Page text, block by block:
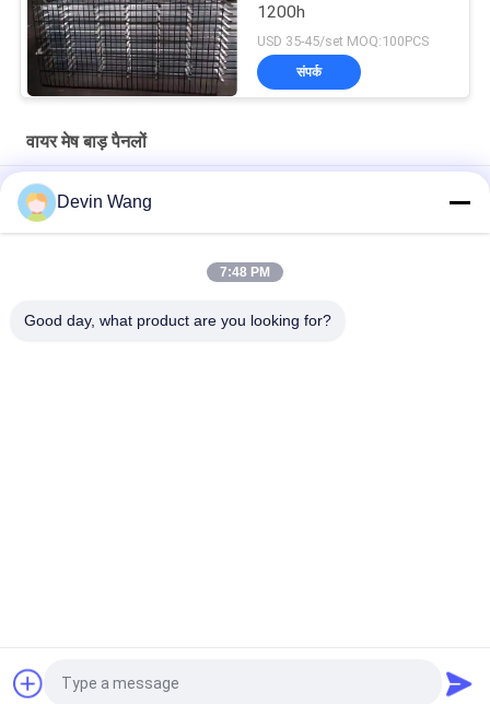
1200h
USD 35-45/set MOQ:100PCS
संपर्क
वायर मेष बाड़ पैनलों
मेटल पलिसाड बाड़ डी और डब्ल्यू आकार पलिसाड सुरक्षा बाड़ प्रणाली
हॉट-डीआईपी जस्ती दूरसंचार टॉवर स्टेशन के लिए Palisade बाड़ सहायक उपकरण
स्क्वायर स्टील एंटी क्लाइम्बिंग 358 बाड़ वायर मेष सुरक्षा एंटी क्लाइम्ब स्टील बाड़ उच्च
Devin Wang
7:48 PM
Good day, what product are you looking for?